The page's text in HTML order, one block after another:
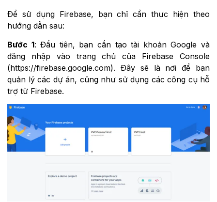
Để sử dụng Firebase, bạn chỉ cần thực hiện theo
hướng dẫn sau:
Bước 1: Đầu tiên, bạn cần tạo tài khoản Google và
đăng nhập vào trang chủ của Firebase Console
(https://firebase.google.com). Đây sẽ là nơi để bạn
quản lý các dự án, cũng như sử dụng các công cụ hỗ
trợ từ Firebase.